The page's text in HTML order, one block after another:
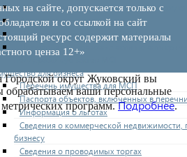
Нормативные правовые акты по
Административные регламенты
Программы по развитию МСП
Нормативные правовые акты по
поддержки субъектов МСП
для бизнеса
Перечень имущества для МСП
Паспорта объектов, включенных в
Информация о льготах
Сведения о коммерческой недвижимости,
бизнесу
Сведения о проводимых торгах
на сайте, допускается только с
и со ссылкой на сайт
ресурс содержит материалы
ценза 12+»
Городской округ Жуковский вы
обрабатываем ваши персональные
программ.Подробнее.